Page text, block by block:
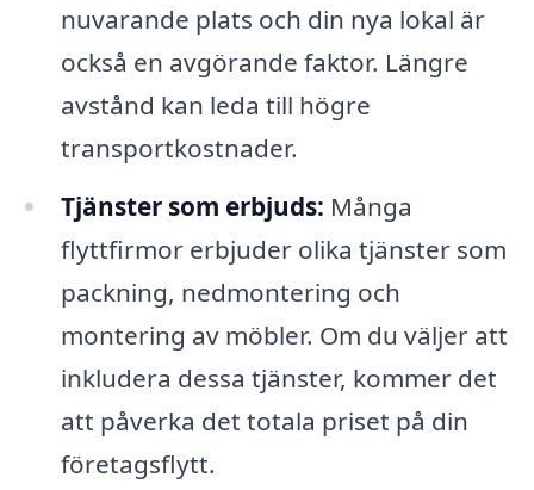
nuvarande plats och din nya lokal är
också en avgörande faktor. Längre
avstånd kan leda till högre
transportkostnader.
Tjänster som erbjuds: Många
flyttfirmor erbjuder olika tjänster som
packning, nedmontering och
montering av möbler. Om du väljer att
inkludera dessa tjänster, kommer det
att påverka det totala priset på din
företagsflytt.